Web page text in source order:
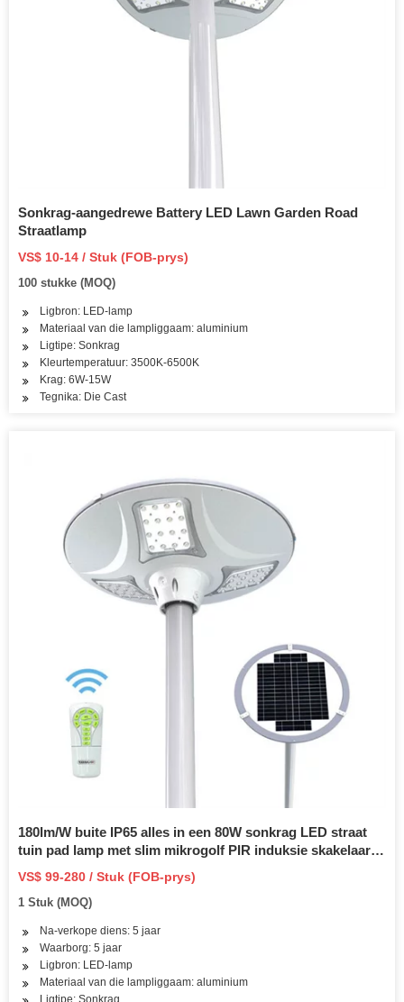
Sonkrag-aangedrewe Battery LED Lawn Garden Road
Straatlamp
VS$ 10-14 / Stuk (FOB-prys)
100 stukke (MOQ)
Ligbron: LED-lamp
Materiaal van die lampliggaam: aluminium
Ligtipe: Sonkrag
Kleurtemperatuur: 3500K-6500K
Krag: 6W-15W
Tegnika: Die Cast
180lm/W buite IP65 alles in een 80W sonkrag LED straat
tuin pad lamp met slim mikrogolf PIR induksie skakelaar
funksie beweging sensor
VS$ 99-280 / Stuk (FOB-prys)
1 Stuk (MOQ)
Na-verkope diens: 5 jaar
Waarborg: 5 jaar
Ligbron: LED-lamp
Materiaal van die lampliggaam: aluminium
Ligtipe: Sonkrag